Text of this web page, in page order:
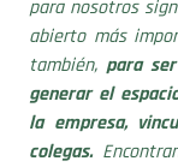
para nosotros
abierto más
también, para
generar el
la empresa,
colegas.